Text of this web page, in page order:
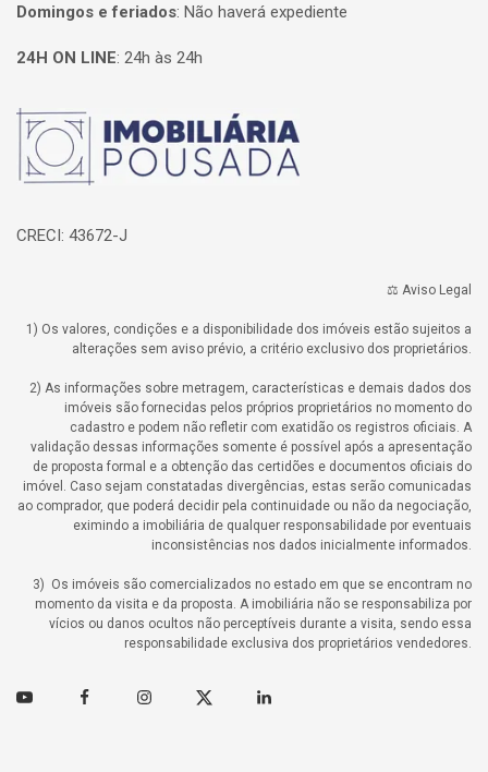
Domingos e feriados: Não haverá expediente
24H ON LINE: 24h às 24h
Página inicial
CRECI: 43672-J
⚖️ Aviso Legal
1) Os valores, condições e a disponibilidade dos imóveis estão sujeitos a
alterações sem aviso prévio, a critério exclusivo dos proprietários.
2) As informações sobre metragem, características e demais dados dos
imóveis são fornecidas pelos próprios proprietários no momento do
cadastro e podem não refletir com exatidão os registros oficiais. A
validação dessas informações somente é possível após a apresentação
de proposta formal e a obtenção das certidões e documentos oficiais do
imóvel. Caso sejam constatadas divergências, estas serão comunicadas
ao comprador, que poderá decidir pela continuidade ou não da negociação,
eximindo a imobiliária de qualquer responsabilidade por eventuais
inconsistências nos dados inicialmente informados.
3) Os imóveis são comercializados no estado em que se encontram no
momento da visita e da proposta. A imobiliária não se responsabiliza por
vícios ou danos ocultos não perceptíveis durante a visita, sendo essa
responsabilidade exclusiva dos proprietários vendedores.
Youtube FacebookInstagramTwitter Linkedin